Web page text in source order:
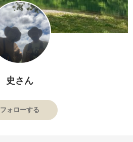
史さん
フォローする